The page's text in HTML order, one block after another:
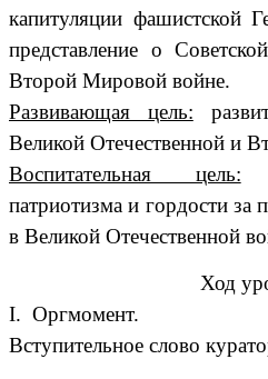
капитуляции фашистской
представление о
Второй Мировой войне.
Развивающая цель:
Великой Отечественной и
Воспитательная цель:
патриотизма и гордости за
в Великой Отечественной
Ход
I. Оргмомент.
Вступительное слово